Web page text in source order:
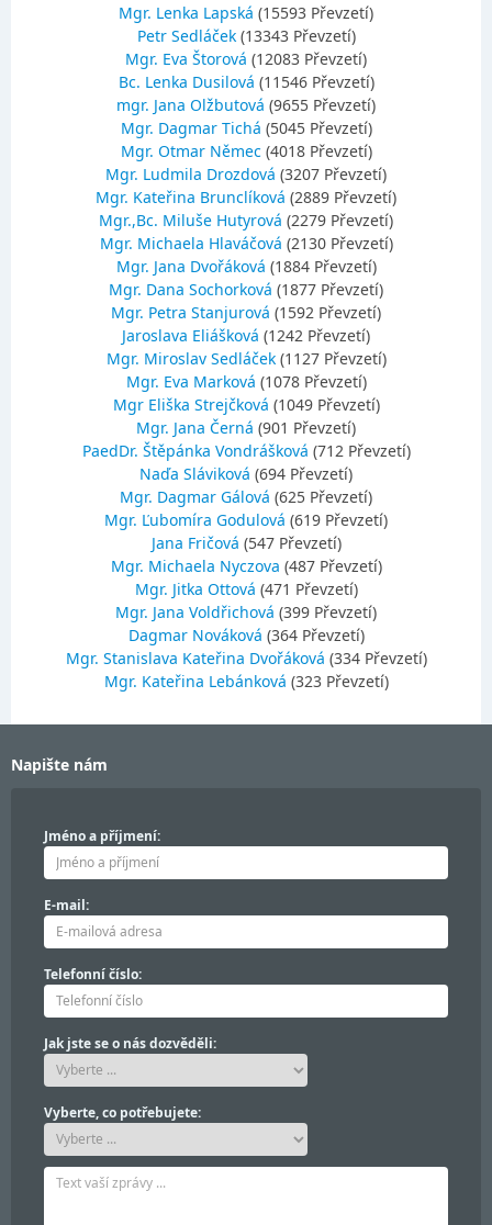
Mgr. Lenka Lapská (15593 Převzetí)
Petr Sedláček (13343 Převzetí)
Mgr. Eva Štorová (12083 Převzetí)
Bc. Lenka Dusilová (11546 Převzetí)
mgr. Jana Olžbutová (9655 Převzetí)
Mgr. Dagmar Tichá (5045 Převzetí)
Mgr. Otmar Němec (4018 Převzetí)
Mgr. Ludmila Drozdová (3207 Převzetí)
Mgr. Kateřina Brunclíková (2889 Převzetí)
Mgr.,Bc. Miluše Hutyrová (2279 Převzetí)
Mgr. Michaela Hlaváčová (2130 Převzetí)
Mgr. Jana Dvořáková (1884 Převzetí)
Mgr. Dana Sochorková (1877 Převzetí)
Mgr. Petra Stanjurová (1592 Převzetí)
Jaroslava Eliášková (1242 Převzetí)
Mgr. Miroslav Sedláček (1127 Převzetí)
Mgr. Eva Marková (1078 Převzetí)
Mgr Eliška Strejčková (1049 Převzetí)
Mgr. Jana Černá (901 Převzetí)
PaedDr. Štěpánka Vondrášková (712 Převzetí)
Naďa Sláviková (694 Převzetí)
Mgr. Dagmar Gálová (625 Převzetí)
Mgr. Ľubomíra Godulová (619 Převzetí)
Jana Fričová (547 Převzetí)
Mgr. Michaela Nyczova (487 Převzetí)
Mgr. Jitka Ottová (471 Převzetí)
Mgr. Jana Voldřichová (399 Převzetí)
Dagmar Nováková (364 Převzetí)
Mgr. Stanislava Kateřina Dvořáková (334 Převzetí)
Mgr. Kateřina Lebánková (323 Převzetí)
Napište nám
Jméno a příjmení:
E-mail:
Telefonní číslo:
Jak jste se o nás dozvěděli:
Vyberte, co potřebujete: